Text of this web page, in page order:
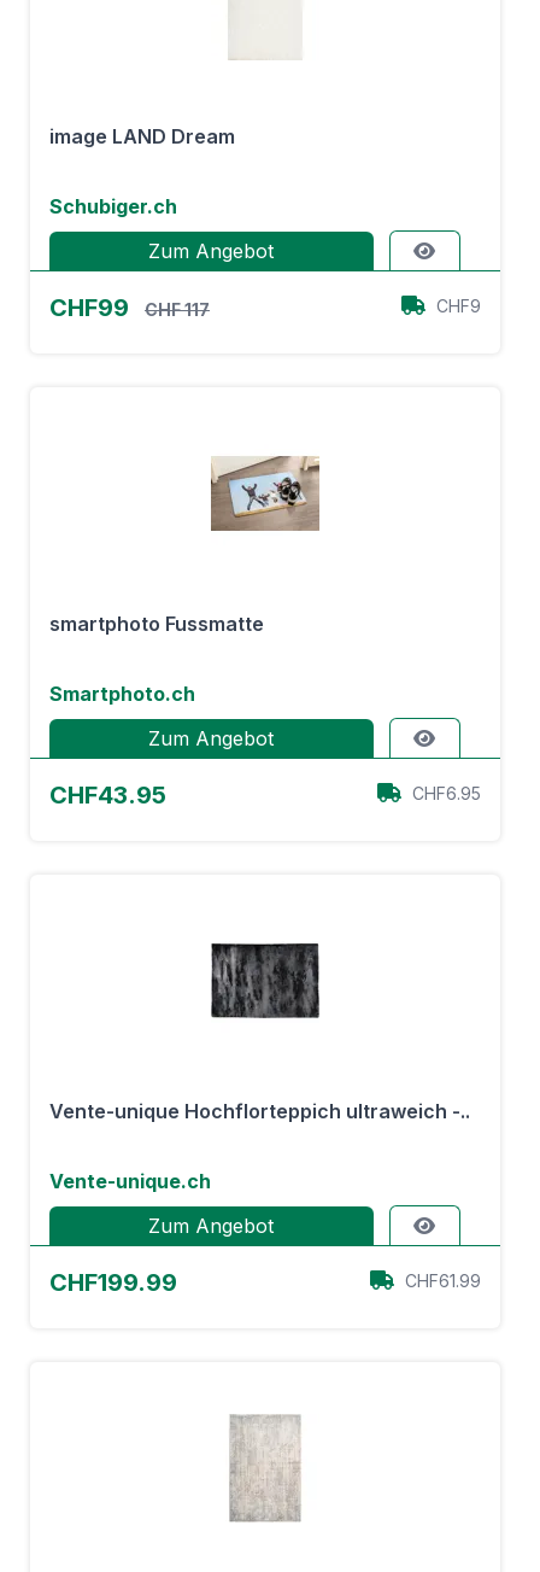
image LAND Dream
Schubiger.ch
Zum Angebot
CHF99 CHF 117 CHF9
smartphoto Fussmatte
Smartphoto.ch
Zum Angebot
CHF43.95 CHF6.95
Vente-unique Hochflorteppich ultraweich -..
Vente-unique.ch
Zum Angebot
CHF199.99 CHF61.99